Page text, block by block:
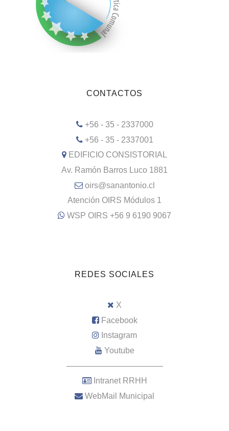
CONTACTOS
+56 - 35 - 2337000
+56 - 35 - 2337001
EDIFICIO CONSISTORIAL
Av. Ramón Barros Luco 1881
oirs@sanantonio.cl
Atención OIRS Módulos 1
WSP OIRS +56 9 6190 9067
REDES SOCIALES
X
Facebook
Instagram
Youtube
–––––––––––––––––––––
Intranet RRHH
WebMail Municipal